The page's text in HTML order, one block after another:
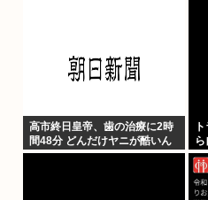
高市終日皇帝、歯の治療に2時
間48分 どんだけヤニが酷いん
だ
す